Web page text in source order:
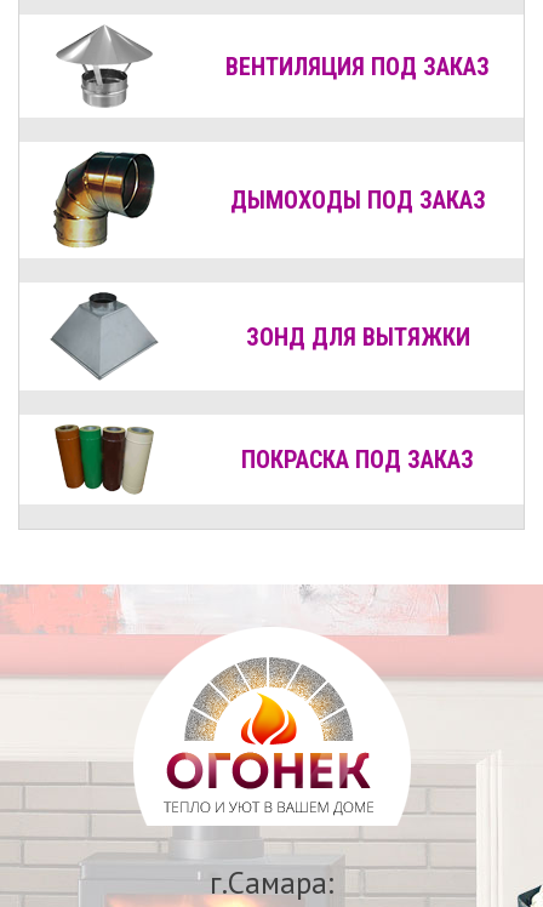
ВЕНТИЛЯЦИЯ ПОД ЗАКАЗ
ДЫМОХОДЫ ПОД ЗАКАЗ
ЗОНД ДЛЯ ВЫТЯЖКИ
ПОКРАСКА ПОД ЗАКАЗ
г.Самара: